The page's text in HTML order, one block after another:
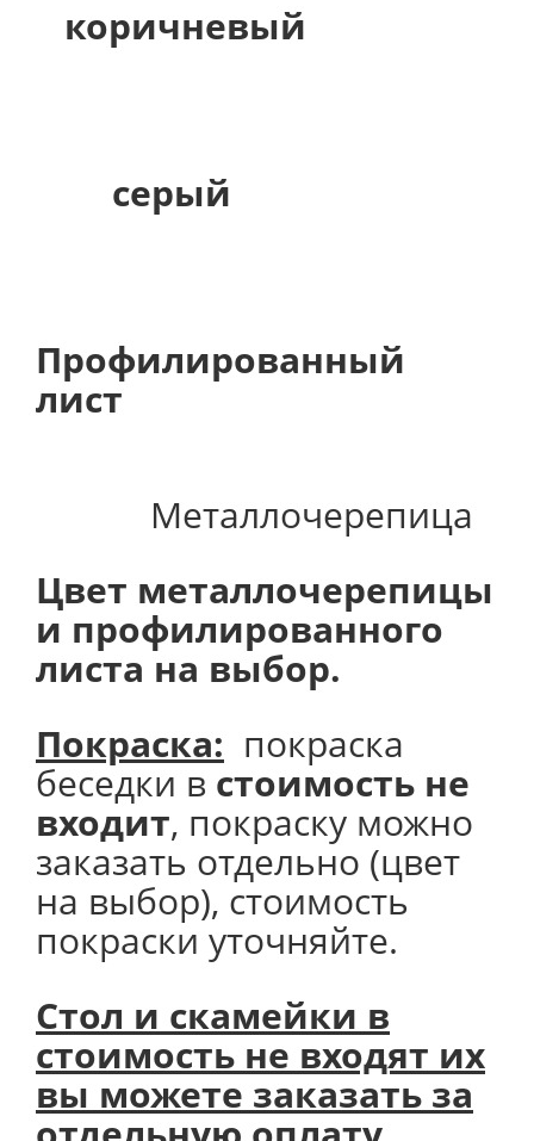
коричневый
серый
Профилированный
лист
Металлочерепица
Цвет металлочерепицы
и профилированного
листа на выбор.
Покраска: покраска
беседки в стоимость не
входит, покраску можно
заказать отдельно (цвет
на выбор), стоимость
покраски уточняйте.
Стол и скамейки в
стоимость не входят их
вы можете заказать за